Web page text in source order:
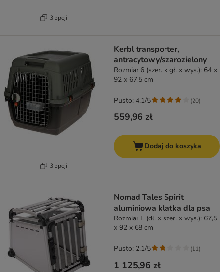
3 opcji
3 opcji
Kerbl transporter,
antracytowy/szarozielony
Rozmiar 6 (szer. x gł. x wys.): 64 x
92 x 67,5 cm
559,96 zł
Pusto: 4.1/5 (20)
Dodaj do koszyka
Nomad Tales Spirit
aluminiowa klatka dla psa
Rozmiar L (dł. x szer. x wys.): 67,5
x 92 x 68 cm
1 125,96 zł
Pusto: 2.1/5 (11)